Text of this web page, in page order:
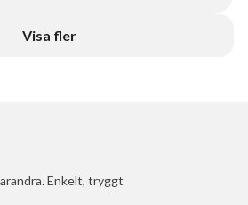
Visa fler
Enkelt, tryggt